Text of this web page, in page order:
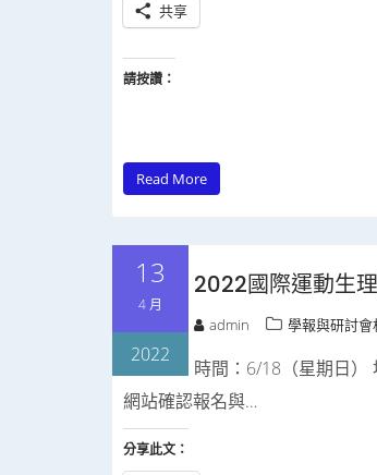
共享
請按讚：
Read More
13
4 月
2022
2022國際運動生
admin 學報與研討會
時間：6/18（星期日）
網站確認報名與…
分享此文：